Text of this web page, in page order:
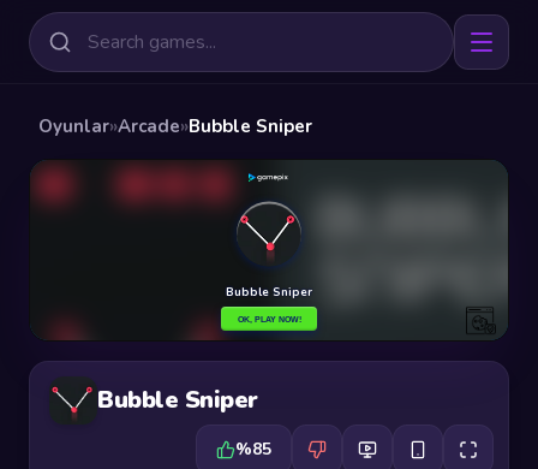
Oyunlar»Arcade»Bubble Sniper
Bubble Sniper
%85